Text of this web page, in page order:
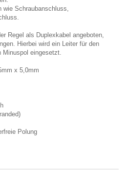
wie Schraubanschluss,
Regel als Duplexkabel angeboten,
Hierbei wird ein Leiter für den
Minuspol eingesetzt.
x 5,0mm
Polung